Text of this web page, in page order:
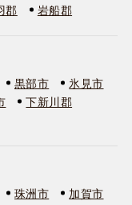
郡 岩船郡
黒部市
氷見市
下新川郡
珠洲市
加賀市